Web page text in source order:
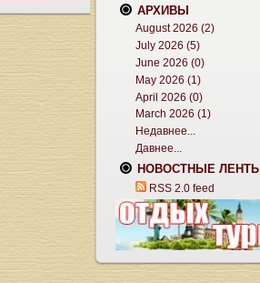
АРХИВЫ
August 2026 (2)
July 2026 (5)
June 2026 (0)
May 2026 (1)
April 2026 (0)
March 2026 (1)
Недавнее...
Давнее...
НОВОСТНЫЕ ЛЕНТЫ
RSS 2.0 feed